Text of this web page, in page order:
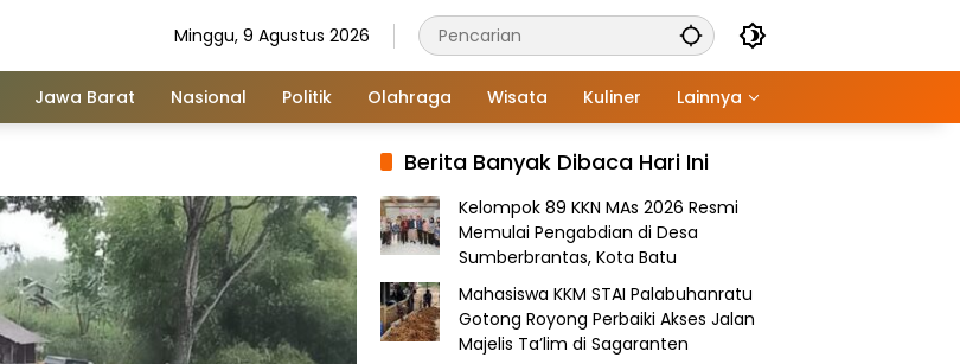
Minggu, 9 Agustus 2026
Jawa Barat Nasional Politik Olahraga Wisata Kuliner Lainnya
Berita Banyak Dibaca Hari Ini
Kelompok 89 KKN MAs 2026 Resmi
Memulai Pengabdian di Desa
Sumberbrantas, Kota Batu
Mahasiswa KKM STAI Palabuhanratu
Gotong Royong Perbaiki Akses Jalan
Majelis Ta’lim di Sagaranten